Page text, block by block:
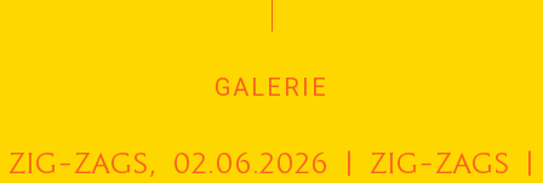
GALERIE
Zig-Zags, 02.06.2026 | Zig-Zags |